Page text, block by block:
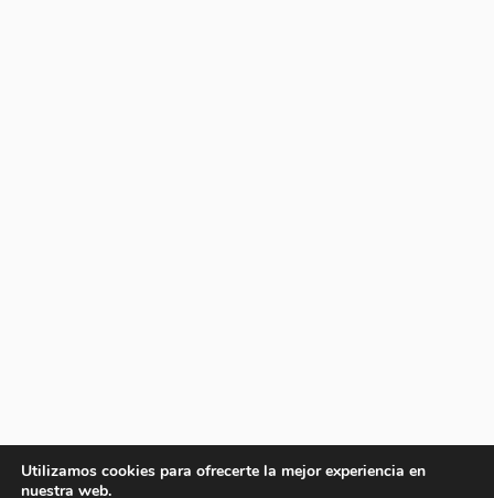
Utilizamos cookies para ofrecerte la mejor experiencia en
nuestra web.